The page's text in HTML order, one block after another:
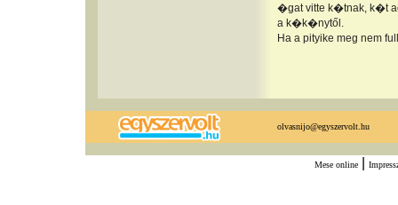
�gat vitte k�tnak, k�t
a k�k�nytől.
Ha a pityike meg nem
olvasnijo@egyszervolt.hu
Mese online|